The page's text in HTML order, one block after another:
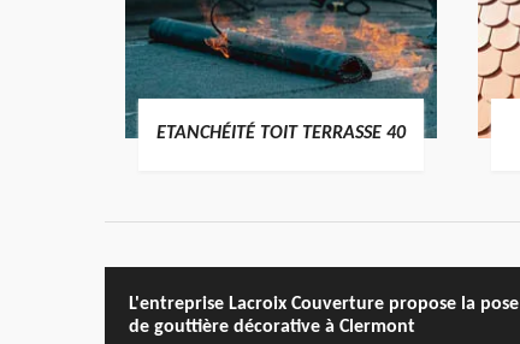
ETANCHÉITÉ TOIT TERRASSE 40
L'entreprise Lacroix Couverture propose la pose
de gouttière décorative à Clermont